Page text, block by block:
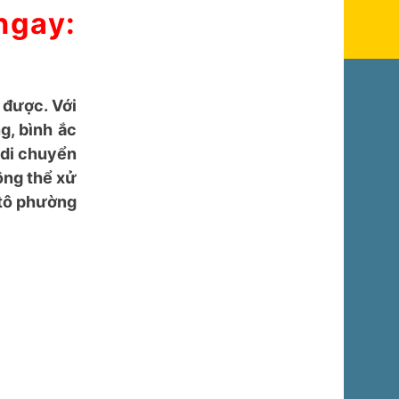
Kim
Với
bình ắc
chuyển
thể xử